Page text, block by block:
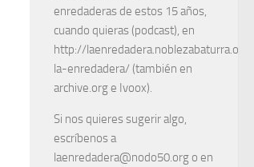
enredaderas de estos 15 años,
cuando quieras (podcast), en
http://
la-enredadera/ (también en
archive.org e Ivoox).
Si nos quieres sugerir algo,
escríbenos a
laenredadera@nodo50.org o en